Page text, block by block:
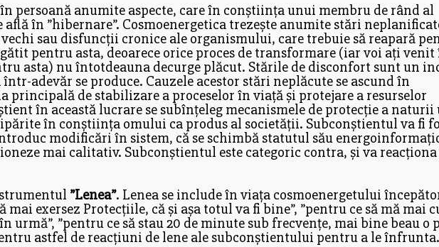
persoană anumite aspecte, care în conștiința unui membru de rând al
află în ”hibernare”. Cosmoenergetica trezește anumite stări
sau disfuncții cronice ale organismului, care trebuie să reapară
pentru asta, deoarece orice proces de transformare (iar voi ați venit
asta) nu întotdeauna decurge plăcut. Stările de disconfort sunt un
adevăr se produce. Cauzele acestor stări neplăcute se ascund în
principală de stabilizare a proceselor în viață și protejare a resurselor
în această lucrare se subînțeleg mecanismele de protecție a naturii
în conștiința omului ca produs al societății. Subconștientul va fi
modificări în sistem, că se schimbă statutul său
mai calitativ. Subconștientul este categoric contra, și va
”Lenea”. Lenea se include în viața cosmoenergetului
exersez Protecțiile, că și așa totul va fi bine”, ”pentru ce să mă mai
urmă”, ”pentru ce să stau 20 de minute sub frecvențe, mai bine beau o
astfel de reacțiuni de lene ale subconștientului pentru a le înfrunta.